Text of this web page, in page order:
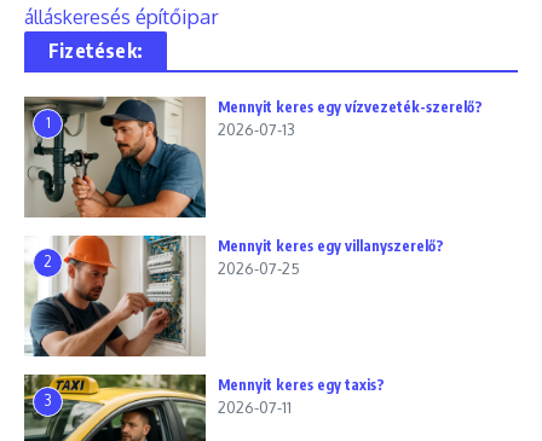
álláskeresés építőipar
Fizetések:
1
Mennyit keres egy vízvezeték-szerelő?
2026-07-13
2
Mennyit keres egy villanyszerelő?
2026-07-25
3
Mennyit keres egy taxis?
2026-07-11